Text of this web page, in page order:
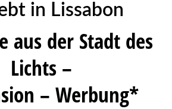
in Lissabon
aus der Stadt des
Lichts –
– Werbung*